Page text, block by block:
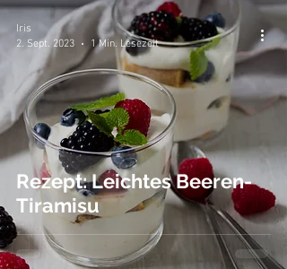
Rezept: Leichtes Beeren-
Tiramisu
Iris
2. Sept. 2023
1 Min. Lesezeit